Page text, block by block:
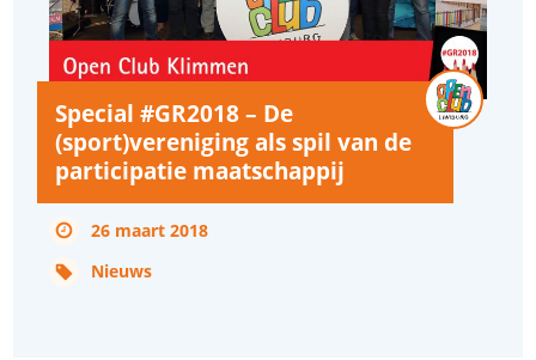
Special #GR2018 – De
(sport)vereniging als spil van de
participatie maatschappij
26 maart 2018
Nieuws